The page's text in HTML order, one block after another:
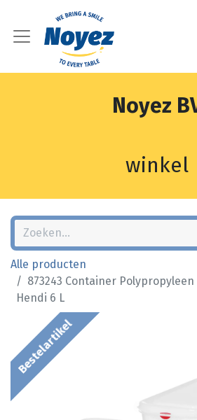
Noyez
winkel
Alle producten
873243 Container Polypropyleen
Hendi 6 L
Bestelartikel